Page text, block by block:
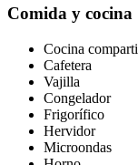
Comida y cocina
Cocina
Cafetera
Vajilla
Congelador
Frigorífico
Hervidor
Microondas